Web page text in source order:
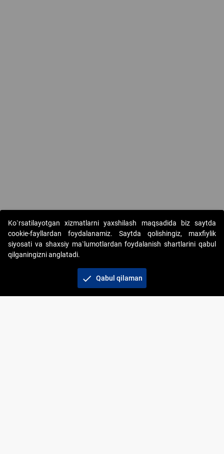
Copyright © 2017-2026. "Elektron onlayn-auksionlarni
tashkil etish" AJ. Barcha huquqlar himoyalangan
Ko`rsatilayotgan xizmatlarni yaxshilash maqsadida biz saytda
cookie-fayllardan foydalanamiz. Saytda qolishingiz, maxfiylik
siyosati va shaxsiy ma`lumotlardan foydalanish shartlarini qabul
qilganingizni anglatadi.
check Qabul qilaman